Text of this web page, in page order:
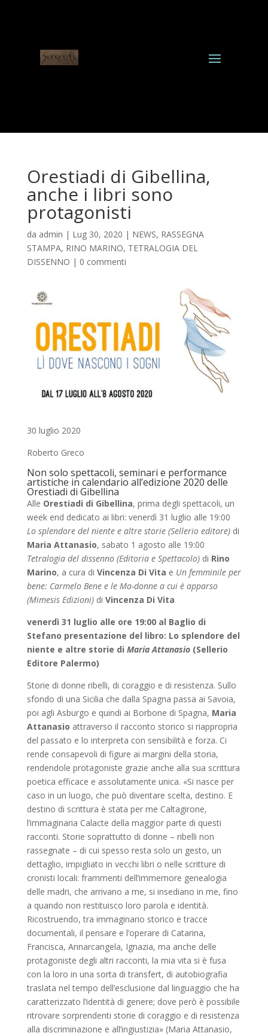
Orestiadi di Gibellina,
anche i libri sono
protagonisti
da admin | Lug 30, 2020 | NEWS, RASSEGNA
STAMPA, RINO MARINO, TETRALOGIA DEL
DISSENNO | 0 commenti
30 luglio 2020
Roberto Greco
Non solo spettacoli, seminari e performance
artistiche in calendario all’edizione 2020 delle
Orestiadi di Gibellina
Alle Orestiadi di Gibellina, prima degli spettacoli, un
week end dedicato ai libri: venerdì 31 luglio alle 19:00
Lo splendore del niente e altre storie (Sellerio editore)di
Maria Attanasio, sabato 1 agosto alle 19:00
Tetralogia del dissenno (Editoria e Spettacolo)di Rino
Marino, a cura di Vincenza Di Vita e Un femminile per
bene: Carmelo Bene e le Ma-donne a cui è apparso
(Mimesis Edizioni)di Vincenza Di Vita
venerdì 31 luglio alle ore 19:00 al Baglio di
Stefano presentazione del libro: Lo splendore del
niente e altre storie di Maria Attanasio (Sellerio
Editore Palermo)
Storie di donne ribelli, di coraggio e di resistenza. Sullo
sfondo di una Sicilia che dalla Spagna passa ai Savoia,
poi agli Asburgo e quindi ai Borbone di Spagna, Maria
Attanasio attraverso il racconto storico si riappropria
del passato e lo interpreta con sensibilità e forza. Ci
rende consapevoli di figure ai margini della storia,
rendendole protagoniste grazie anche alla sua scrittura
poetica efficace e assolutamente unica. «Si nasce per
caso in un luogo, che può diventare scelta, destino. E
destino di scrittura è stata per me Caltagirone,
l’immaginaria Calacte della maggior parte di questi
racconti. Storie soprattutto di donne – ribelli non
rassegnate – di cui spesso resta solo un gesto, un
dettaglio, impigliato in vecchi libri o nelle scritture di
cronisti locali: frammenti dell’immemore genealogia
delle madri, che arrivano a me, si insediano in me, fino
a quando non restituisco loro parola e identità.
Ricostruendo, tra immaginario storico e tracce
documentali, il pensare e l’operare di Catarina,
Francisca, Annarcangela, Ignazia, ma anche delle
protagoniste degli altri racconti, la mia vita si è fusa
con la loro in una sorta di transfert, di autobiografia
traslata nel tempo dell’esclusione dal linguaggio che ha
caratterizzato l’identità di genere; dove però è possibile
ritrovare sorprendenti storie di coraggio e di resistenza
alla discriminazione e all’ingiustizia» (Maria Attanasio,